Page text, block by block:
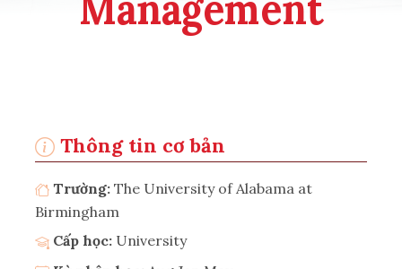
Thông tin cơ bản
Trường: The University of Alabama at
Birmingham
Cấp học: University